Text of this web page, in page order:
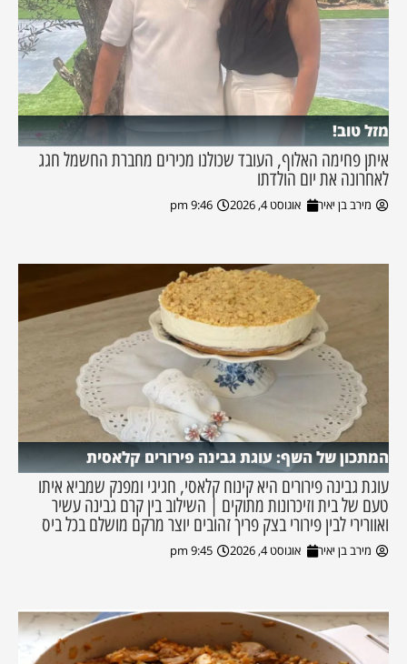
מזל טוב!
איתן פחימה האלוף, העובד שכולנו מכירים מחברת החשמל חגג
לאחרונה את יום הולדתו
מירב בן יאיר אוגוסט 4, 2026 9:46 pm
המתכון של השף: עוגת גבינה פירורים קלאסית
עוגת גבינה פירורים היא קינוח קלאסי, חגיגי ומפנק שמביא איתו
טעם של בית וזיכרונות מתוקים | השילוב בין קרם גבינה עשיר
ואוורירי לבין פירורי בצק פריך זהובים יוצר מרקם מושלם בכל ביס
מירב בן יאיר אוגוסט 4, 2026 9:45 pm